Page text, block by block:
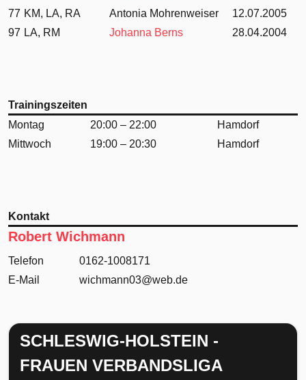
77 KM, LA, RA Antonia Mohrenweiser
12.07.2005
97 LA, RM Johanna Berns 28.04.2004
Trainingszeiten
Montag
20:00 – 22:00
Hamdorf
Mittwoch
19:00 – 20:30 Hamdorf
Kontakt
Robert Wichmann
Telefon
0162-1008171
E-Mail
wichmann03@web.de
SCHLESWIG-HOLSTEIN -
FRAUEN VERBANDSLIGA